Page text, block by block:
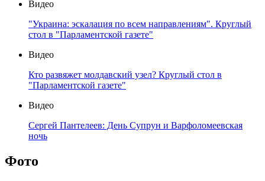
Видео
"Украина: эскалация по всем направлениям". Круглый
стол в "Парламентской газете"
Видео
Кто развяжет молдавский узел? Круглый стол в
"Парламентской газете"
Видео
Сергей Пантелеев: День Супрун и Варфоломеевская
ночь
Фото